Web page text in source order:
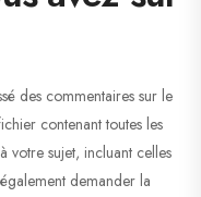
des commentaires sur le
contenant toutes les
votre sujet, incluant celles
demander la